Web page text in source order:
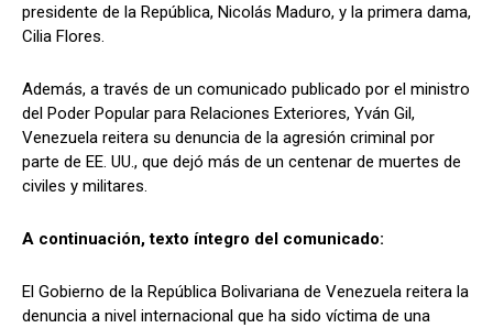
presidente de la República, Nicolás Maduro, y la primera dama,
Cilia Flores.
Además, a través de un comunicado publicado por el ministro
del Poder Popular para Relaciones Exteriores, Yván Gil,
Venezuela reitera su denuncia de la agresión criminal por
parte de EE. UU., que dejó más de un centenar de muertes de
civiles y militares.
A continuación, texto íntegro del comunicado:
El Gobierno de la República Bolivariana de Venezuela reitera la
denuncia a nivel internacional que ha sido víctima de una